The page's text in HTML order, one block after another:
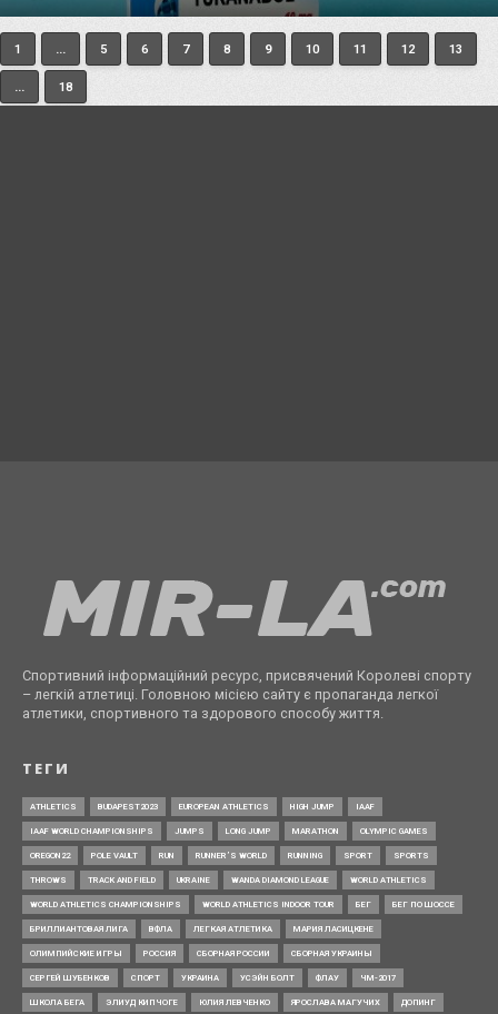
1 ... 5 6 7 8 9 10 11 12 13
... 18
Спортивний інформаційний ресурс, присвячений Королеві спорту
– легкій атлетиці. Головною місією сайту є пропаганда легкої
атлетики, спортивного та здорового способу життя.
ТЕГИ
ATHLETICS BUDAPEST2023 EUROPEAN ATHLETICS HIGH JUMP IAAF
IAAF WORLD CHAMPIONSHIPS JUMPS LONG JUMP MARATHON OLYMPIC GAMES
OREGON22 POLE VAULT RUN RUNNER’S WORLD RUNNING SPORT SPORTS
THROWS TRACK AND FIELD UKRAINE WANDA DIAMOND LEAGUE WORLD ATHLETICS
WORLD ATHLETICS CHAMPIONSHIPS WORLD ATHLETICS INDOOR TOUR БЕГ БЕГ ПО ШОССЕ
БРИЛЛИАНТОВАЯ ЛИГА ВФЛА ЛЕГКАЯ АТЛЕТИКА МАРИЯ ЛАСИЦКЕНЕ
ОЛИМПИЙСКИЕ ИГРЫ РОССИЯ СБОРНАЯ РОССИИ СБОРНАЯ УКРАИНЫ
СЕРГЕЙ ШУБЕНКОВ СПОРТ УКРАИНА УСЭЙН БОЛТ ФЛАУ ЧМ-2017
ШКОЛА БЕГА ЭЛИУД КИПЧОГЕ ЮЛИЯ ЛЕВЧЕНКО ЯРОСЛАВА МАГУЧИХ ДОПИНГ